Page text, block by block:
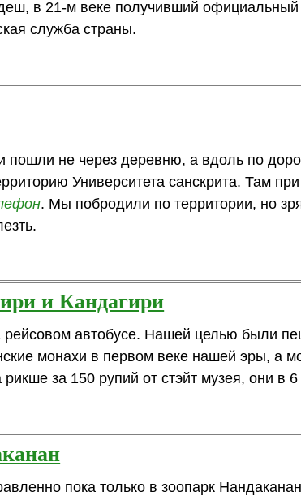
в 21‑м веке получивший официальный
служба страны.
пошли не через деревню, а вдоль по
Университета санскрита. Там
. Мы побродили по территории, но
и Кандагири
рейсовом автобусе. Нашей целью были
монахи в первом веке нашей эры, а
за 150 рупий от стэйт музея, они в 6
пока только в зоопарк